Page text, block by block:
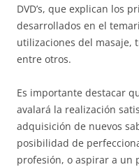
DVD’s, que explican los
desarrollados en el
utilizaciones del masaje,
entre otros.
Es importante destacar
avalará la realización
adquisición de nuevos
posibilidad de
profesión, o aspirar a un